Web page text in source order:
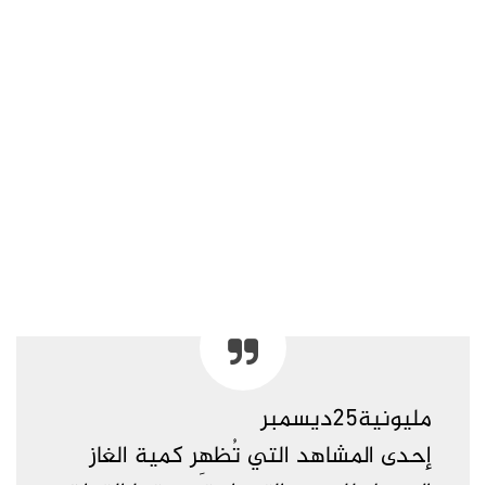
مليونية25ديسمبر
إحدى المشاهد التي تُظهِر كمية الغاز